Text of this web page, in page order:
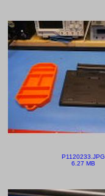
P1120233.JPG
6.27 MB